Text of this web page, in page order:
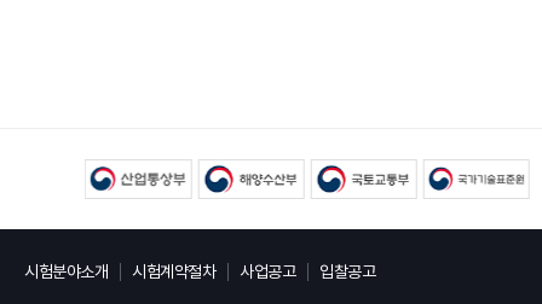
시험분야소개 시험계약절차 사업공고 입찰공고